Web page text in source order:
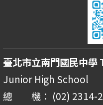
臺北市立南門國民中學
Junior High School
總 機： (02) 2314-